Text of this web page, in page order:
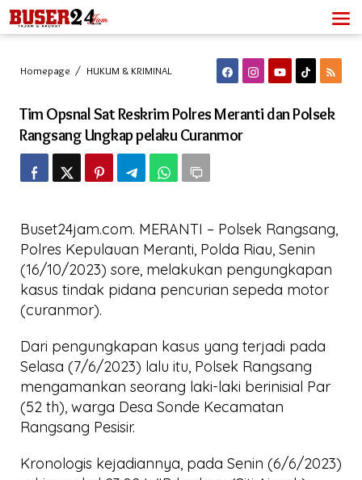
Lewati
ke
konten
Homepage / HUKUM & KRIMINAL
Reskrim
Polres
Meranti
dan
Polsek
Rangsang
Curanmor
Tim Opsnal Sat Reskrim Polres Meranti dan Polsek
Rangsang Ungkap pelaku Curanmor
Buset24jam.com. MERANTI – Polsek Rangsang,
Polres Kepulauan Meranti, Polda Riau, Senin
(16/10/2023) sore, melakukan pengungkapan
kasus tindak pidana pencurian sepeda motor
(curanmor).
Dari pengungkapan kasus yang terjadi pada
Selasa (7/6/2023) lalu itu, Polsek Rangsang
mengamankan seorang laki-laki berinisial Par
(52 th), warga Desa Sonde Kecamatan
Rangsang Pesisir.
Kronologis kejadiannya, pada Senin (6/6/2023)